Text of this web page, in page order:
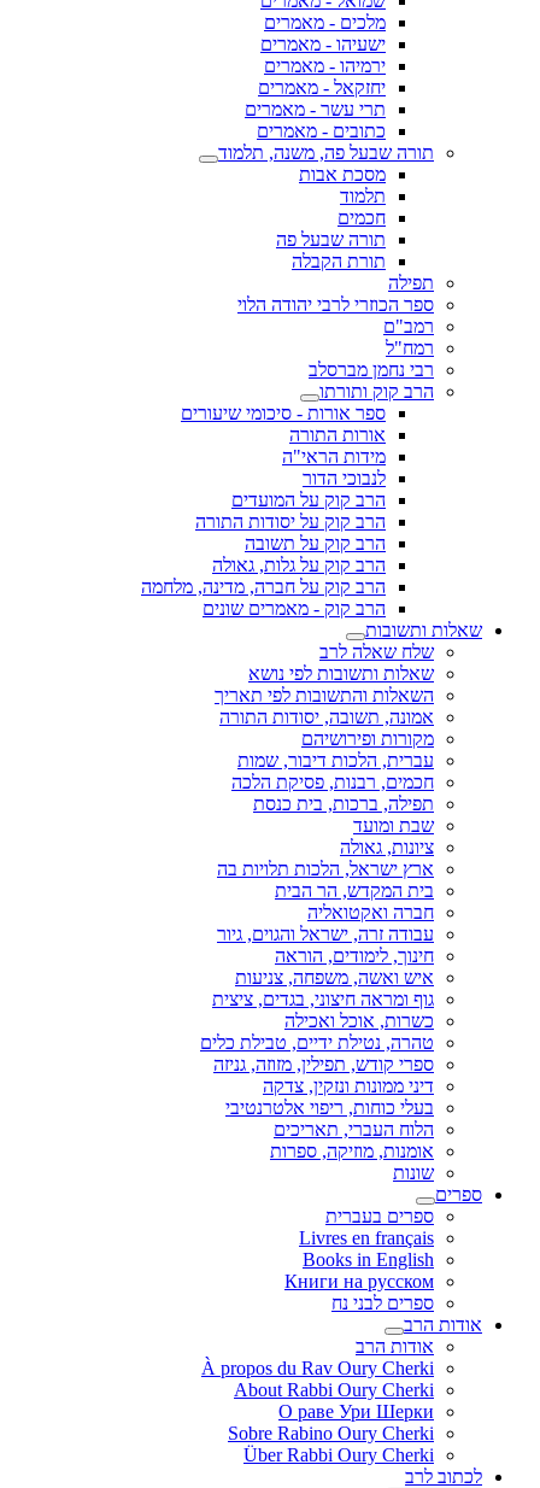
מלכים - מאמרים
ישעיהו - מאמרים
ירמיהו - מאמרים
יחזקאל - מאמרים
תרי עשר - מאמרים
כתובים - מאמרים
תורה שבעל פה, משנה, תלמוד
מסכת אבות
תלמוד
חכמים
תורה שבעל פה
תורת הקבלה
תפילה
ספר הכוזרי לרבי יהודה הלוי
רמב"ם
רמח"ל
רבי נחמן מברסלב
הרב קוק ותורתו
ספר אורות - סיכומי שיעורים
אורות התורה
מידות הראי"ה
לנבוכי הדור
הרב קוק על המועדים
הרב קוק על יסודות התורה
הרב קוק על תשובה
הרב קוק על גלות, גאולה
הרב קוק על חברה, מדינה, מלחמה
הרב קוק - מאמרים שונים
שאלות ותשובות
שלח שאלה לרב
שאלות ותשובות לפי נושא
השאלות והתשובות לפי תאריך
אמונה, תשובה, יסודות התורה
מקורות ופירושיהם
עברית, הלכות דיבור, שמות
חכמים, רבנות, פסיקת הלכה
תפילה, ברכות, בית כנסת
שבת ומועד
ציונות, גאולה
ארץ ישראל, הלכות תלויות בה
בית המקדש, הר הבית
חברה ואקטואליה
עבודה זרה, ישראל והגוים, גיור
חינוך, לימודים, הוראה
איש ואשה, משפחה, צניעות
גוף ומראה חיצוני, בגדים, ציצית
כשרות, אוכל ואכילה
טהרה, נטילת ידיים, טבילת כלים
ספרי קודש, תפילין, מזוזה, גניזה
דיני ממונות ונזקין, צדקה
בעלי כוחות, ריפוי אלטרנטיבי
הלוח העברי, תאריכים
אומנות, מוזיקה, ספרות
שונות
ספרים
ספרים בעברית
Livres en français
Books in English
Книги на русском
ספרים לבני נח
אודות הרב
אודות הרב
À propos du Rav Oury Cherki
About Rabbi Oury Cherki
О раве Ури Шерки
Sobre Rabino Oury Cherki
Über Rabbi Oury Cherki
לכתוב לרב